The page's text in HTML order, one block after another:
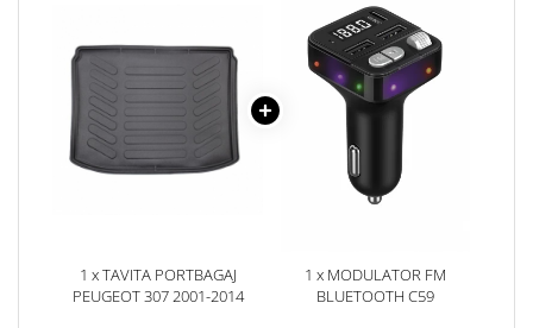
1 x TAVITA PORTBAGAJ
PEUGEOT 307 2001-2014
1 x MODULATOR FM
BLUETOOTH C59